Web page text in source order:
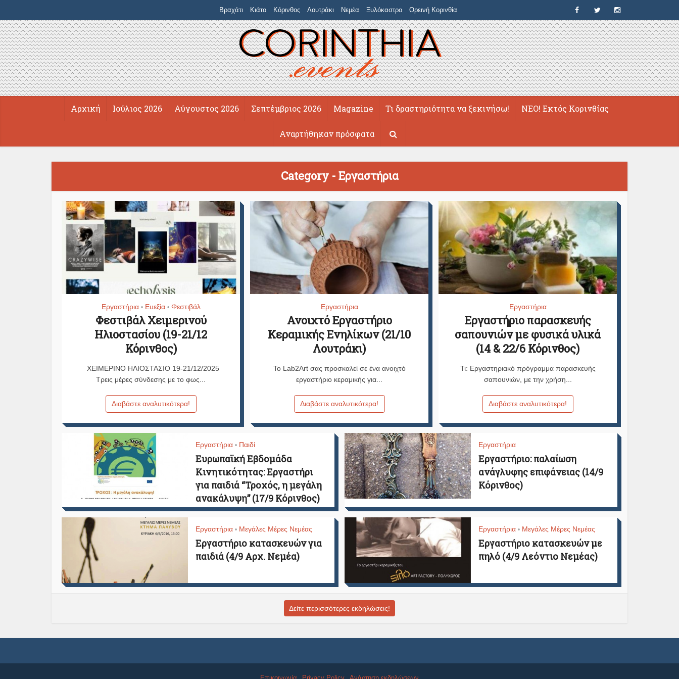
Βραχάτι Κιάτο Κόρινθος Λουτράκι Νεμέα Ξυλόκαστρο Ορεινή Κορινθία
Αρχική Ιούλιος 2026 Αύγουστος 2026 Σεπτέμβριος 2026 Magazine Τι δραστηριότητα να ξεκινήσω! ΝΕΟ! Εκτός Κορινθίας
Αναρτήθηκαν πρόσφατα
Category - Εργαστήρια
Εργαστήρια • Ευεξία • Φεστιβάλ
Φεστιβάλ Χειμερινού
Ηλιοστασίου (19-21/12
Κόρινθος)
ΧΕΙΜΕΡΙΝΟ ΗΛΙΟΣΤΑΣΙΟ 19-21/12/2025
Τρεις μέρες σύνδεσης με το φως...
Διαβάστε αναλυτικότερα!
Εργαστήρια
Ανοιχτό Εργαστήριο
Κεραμικής Ενηλίκων (21/10
Λουτράκι)
Το Lab2Art σας προσκαλεί σε ένα ανοιχτό
εργαστήριο κεραμικής για...
Διαβάστε αναλυτικότερα!
Εργαστήρια
Εργαστήριο παρασκευής
σαπουνιών με φυσικά υλικά
(14 & 22/6 Κόρινθος)
Τι: Εργαστηριακό πρόγραμμα παρασκευής
σαπουνιών, με την χρήση...
Διαβάστε αναλυτικότερα!
Εργαστήρια • Παιδί
Ευρωπαϊκή Εβδομάδα
Κινητικότητας: Εργαστήρι
για παιδιά “Τροχός, η μεγάλη
ανακάλυψη” (17/9 Κόρινθος)
Εργαστήρια
Εργαστήριο: παλαίωση
ανάγλυφης επιφάνειας (14/9
Κόρινθος)
Εργαστήρια • Μεγάλες Μέρες Νεμέας
Εργαστήριο κατασκευών για
παιδιά (4/9 Αρχ. Νεμέα)
Εργαστήρια • Μεγάλες Μέρες Νεμέας
Εργαστήριο κατασκευών με
πηλό (4/9 Λεόντιο Νεμέας)
Δείτε περισσότερες εκδηλώσεις!